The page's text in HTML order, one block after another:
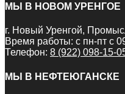
МЫ В НОВОМ УРЕНГОЕ
г. Новый Уренгой,
Время работы: с пн-пт с
Телефон: 8 (922) 098-15-
МЫ В НЕФТЕЮГАНСКЕ